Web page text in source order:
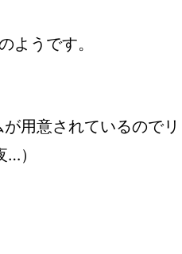
ようです。
用意されているのでリ
）